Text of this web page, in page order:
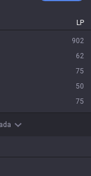
LP
902
62
75
50
75